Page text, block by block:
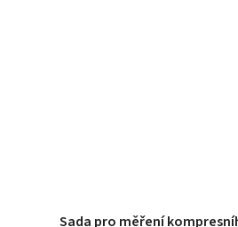
Sada pro měření